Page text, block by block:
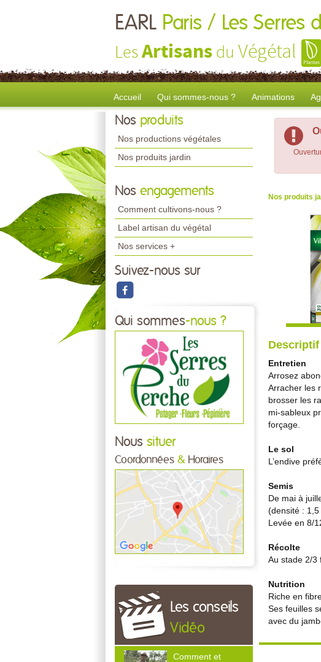
EARL Paris / Les Serres
LesArtisans du Végétal
Accueil Qui sommes-nous ? Animations
Nos produits
Nos productions végétales
Nos produits jardin
Nos engagements
Comment cultivons-nous ?
Label artisan du végétal
Nos services +
Suivez-nous sur
Qui sommes-nous ?
Nous situer
Coordonnées & Horaires
Les conseils
Vidéo
Comment et
Nos produits
Entretien
Arrosez
Arracher les
brosser les
mi-sableux
forçage.
Le sol
L’endive
Semis
De mai à
(densité : 1,5
Levée en 8/
Récolte
Au stade 2/3
Nutrition
Riche en
Ses feuilles
avec du